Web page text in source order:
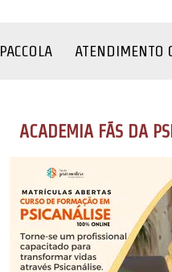
ATENDIMENTO
ACADEMIA FÃS DA